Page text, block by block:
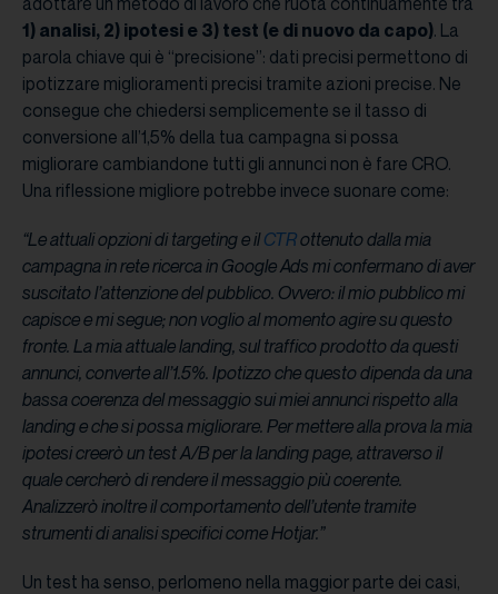
1) analisi, 2) ipotesi e 3) test (e di nuovo da capo). La
parola chiave qui è “precisione”: dati precisi permettono di
ipotizzare miglioramenti precisi tramite azioni precise. Ne
consegue che chiedersi semplicemente se il tasso di
conversione all’1,5% della tua campagna si possa
migliorare cambiandone tutti gli annunci non è fare CRO.
Una riflessione migliore potrebbe invece suonare come:
“Le attuali opzioni di targeting e ilCTRottenuto dalla mia
campagna in rete ricerca in Google Ads mi confermano di aver
suscitato l’attenzione del pubblico. Ovvero: il mio pubblico mi
capisce e mi segue; non voglio al momento agire su questo
fronte. La mia attuale landing, sul traffico prodotto da questi
annunci, converte all’1.5%. Ipotizzo che questo dipenda da una
bassa coerenza del messaggio sui miei annunci rispetto alla
landing e che si possa migliorare. Per mettere alla prova la mia
ipotesi creerò un test A/B per la landing page, attraverso il
quale cercherò di rendere il messaggio più coerente.
Analizzerò inoltre il comportamento dell’utente tramite
strumenti di analisi specifici come Hotjar.”
Un test ha senso, perlomeno nella maggior parte dei casi,